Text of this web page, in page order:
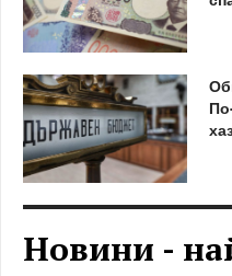
Новини -